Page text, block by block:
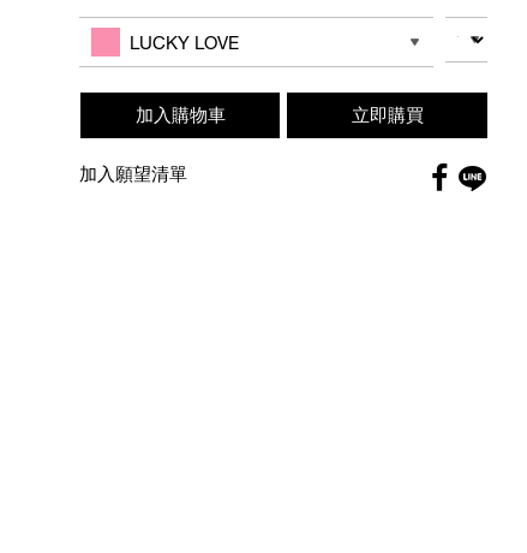
to
options
Actions
其他色系
LUCKY LOVE
數量
加入購物車 立即購買
加入願望清單